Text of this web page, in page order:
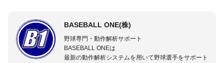
BASEBALL ONE(株)
野球専門・動作解析サポート
BASEBALL ONEは
最新の動作解析システムを用いて野球選手をサポート